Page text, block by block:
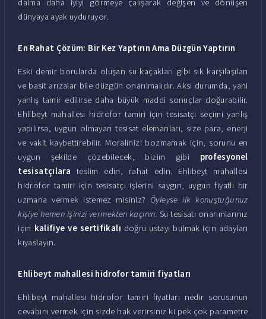
daima daha iyiyi görmeye çalışarak değişen ve dönüşen
dünyaya ayak uyduruyor.
En Rahat Çözüm: Bir Kez Yaptırın Ama Düzgün Yaptırın
Eski demir borularda oluşan su kaçakları gibi sık karşılaşılan
ve basit arızalar bile düzgün onarılmalıdır. Aksi durumda, yani
yanlış tamir edilirse daha büyük maddi sonuçlar doğurabilir.
Ehlibeyt mahallesi hidrofor tamiri için tesisatçı seçimi yanlış
yapılırsa, uygun olmayan tesisat elemanları, size para, enerji
ve vakit kaybettirebilir. Moralinizi bozmamak için, sorunu en
uygun şekilde çözebilecek, bizim gibi profesyonel
tesisatçılara teslim edin, rahat edin. Ehlibeyt mahallesi
hidrofor tamiri için tesisatçı işlerini saygın, uygun fiyatlı bir
uzmana vermek istemez misiniz? Öyleyse ilk konuştuğunuz
kişiye hemen işinizi vermekten kaçının. Su tesisatı onarımlarınız
için kalifiye ve sertifikalı doğru ustayı bulmak için adayları
kıyaslayın.
Ehlibeyt mahallesi hidrofor tamiri fiyatları
Ehlibeyt mahallesi hidrofor tamiri fiyatları nedir sorusunun
cevabını vermek için sizde hak verirsiniz ki pek çok parametre